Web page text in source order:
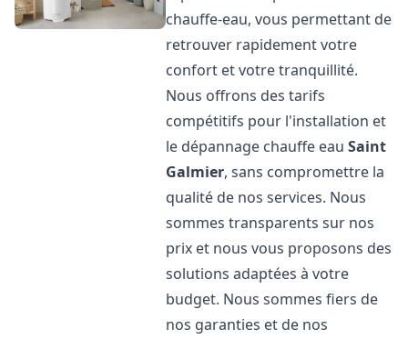
chauffe-eau, vous permettant de
retrouver rapidement votre
confort et votre tranquillité.
Nous offrons des tarifs
compétitifs pour l'installation et
le dépannage chauffe eauSaint
Galmier, sans compromettre la
qualité de nos services. Nous
sommes transparents sur nos
prix et nous vous proposons des
solutions adaptées à votre
budget. Nous sommes fiers de
nos garanties et de nos